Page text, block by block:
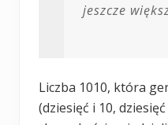
jeszcze
Liczba 1010, która
(dziesięć i 10,